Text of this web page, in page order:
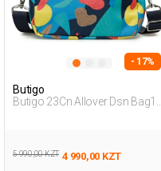
- 17%
Butigo
Butigo 23Cn Allover Dsn Bag1
5 990,00 KZT 4 990,00 KZT